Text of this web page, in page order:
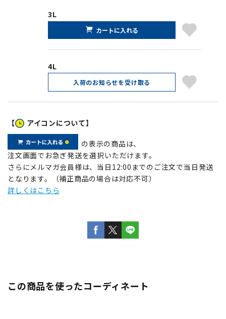
3L
カートに入れる
4L
入荷のお知らせを受け取る
【 アイコンについて】
の表示の商品は、
注文画面でお急ぎ発送を選択いただけます。
さらにメルマガ会員様は、当日12:00までのご注文で当日発送
となります。（補正商品の場合は対応不可）
詳しくはこちら
この商品を使ったコーディネート